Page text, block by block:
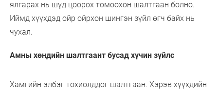
ялгарах нь шүд цоорох томоохон шалтгаан болно.
Иймд хүүхдэд ойр ойрхон шингэн зүйл өгч байх нь
чухал.
Амны хөндийн шалтгаант бусад хүчин зүйлс
Хамгийн элбэг тохиолддог шалтгаан. Хэрэв хүүхдийн